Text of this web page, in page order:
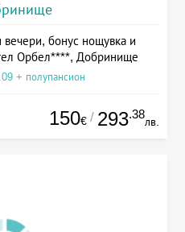
вечери, бонус нощувка и
Орбел****, Добринище
+ полупансион
150€ / 293.38
лв.